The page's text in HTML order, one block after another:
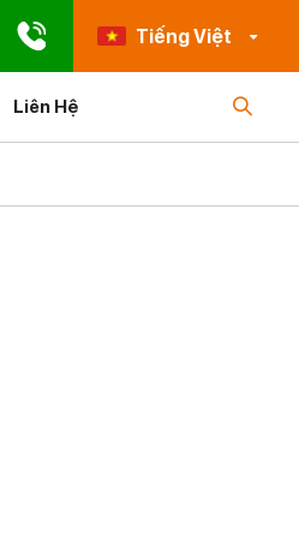
Tiếng Việt
Liên Hệ